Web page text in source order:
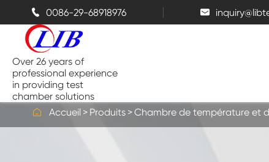
 0086-29-68918976 
Over 26 years of
professional experience
in providing test
chamber solutions
 Accueil Produits Chambre de température et